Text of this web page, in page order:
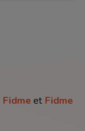
Fidme et Fidme